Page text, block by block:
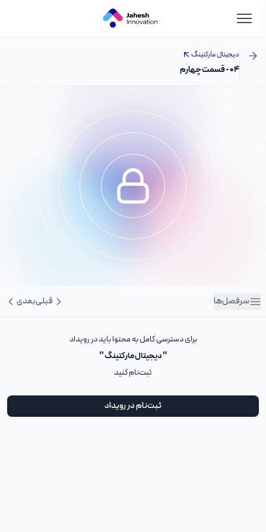
دیجیتال مارکتینگ
۰۴ - قسمت چهارم
سرفصل‌ها قبلیبعدی
برای دسترسی کامل به محتوا باید در رویداد
“ دیجیتال مارکتینگ ”
ثبت‌نام کنید
ثبت‌نام در رویداد